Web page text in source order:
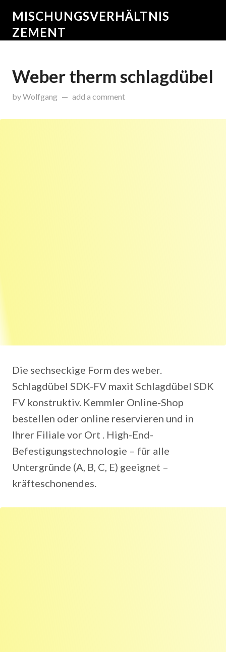
MISCHUNGSVERHÄLTNIS
ZEMENT
Weber therm schlagdübel
byWolfgang onNovember 30, 2015
add a comment
Die sechseckige Form des weber.
Schlagdübel SDK-FV maxit Schlagdübel SDK
FV konstruktiv. Kemmler Online-Shop
bestellen oder online reservieren und in
Ihrer Filiale vor Ort . High-End-
Befestigungstechnologie – für alle
Untergründe (A, B, C, E) geeignet –
kräfteschonendes.